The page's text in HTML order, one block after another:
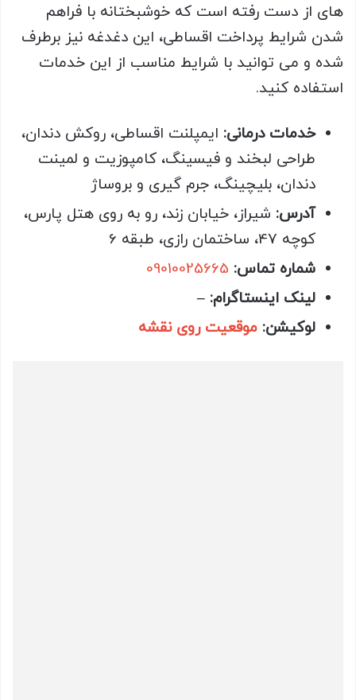
های از دست رفته است که خوشبختانه با فراهم
شدن شرایط پرداخت اقساطی، این دغدغه نیز برطرف
شده و می توانید با شرایط مناسب از این خدمات
استفاده کنید.
خدمات درمانی: ایمپلنت اقساطی، روکش دندان،
طراحی لبخند و فیسینگ، کامپوزیت و لمینت
دندان، بلیچینگ، جرم گیری و بروساژ
آدرس: شیراز، خیابان زند، رو به روی هتل پارس،
کوچه 47، ساختمان رازی، طبقه 6
شماره تماس: 09010025665
لینک اینستاگرام: –
لوکیشن: موقعیت روی نقشه